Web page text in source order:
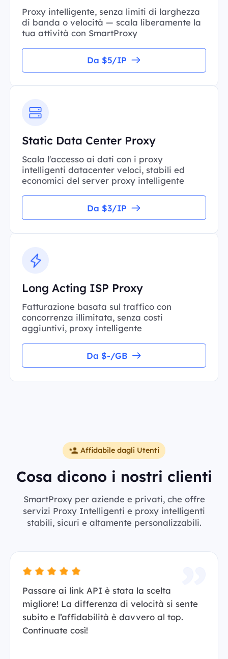
Proxy intelligente, senza limiti di larghezza
di banda o velocità — scala liberamente la
tua attività con SmartProxy
Da $5/IP
Static Data Center Proxy
Scala l'accesso ai dati con i proxy
intelligenti datacenter veloci, stabili ed
economici del server proxy intelligente
Da $3/IP
Long Acting ISP Proxy
Fatturazione basata sul traffico con
concorrenza illimitata, senza costi
aggiuntivi, proxy intelligente
Da $-/GB
Affidabile dagli Utenti
Cosa dicono i nostri clienti
SmartProxy per aziende e privati, che offre
servizi Proxy Intelligenti e proxy intelligenti
stabili, sicuri e altamente personalizzabili.
Passare ai link API è stata la scelta
migliore! La differenza di velocità si sente
subito e l’affidabilità è davvero al top.
Continuate così!